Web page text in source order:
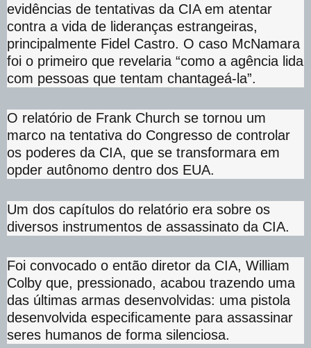
evidências de tentativas da CIA em atentar
contra a vida de lideranças estrangeiras,
principalmente Fidel Castro. O caso McNamara
foi o primeiro que revelaria “como a agência lida
com pessoas que tentam chantageá-la”.
O relatório de Frank Church se tornou um
marco na tentativa do Congresso de controlar
os poderes da CIA, que se transformara em
opder autônomo dentro dos EUA.
Um dos capítulos do relatório era sobre os
diversos instrumentos de assassinato da CIA.
Foi convocado o então diretor da CIA, William
Colby que, pressionado, acabou trazendo uma
das últimas armas desenvolvidas: uma pistola
desenvolvida especificamente para assassinar
seres humanos de forma silenciosa.